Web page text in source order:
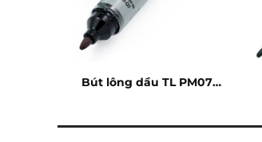
Bút lông dầu TL PM07